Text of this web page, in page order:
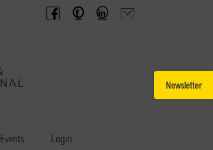
BPW
Austria
Offenes
Frauennetzwerk
BPW
Gruppe
Anfrage
schicken
Events Login
Sliding